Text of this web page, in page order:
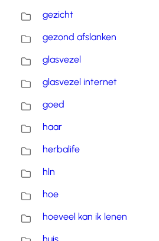
gezicht
gezond afslanken
glasvezel
glasvezel internet
goed
haar
herbalife
hln
hoe
hoeveel kan ik lenen